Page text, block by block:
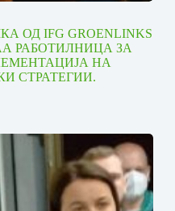
IFG GROENLINKS
РАБОТИЛНИЦА ЗА
НА
СТРАТЕГИИ.